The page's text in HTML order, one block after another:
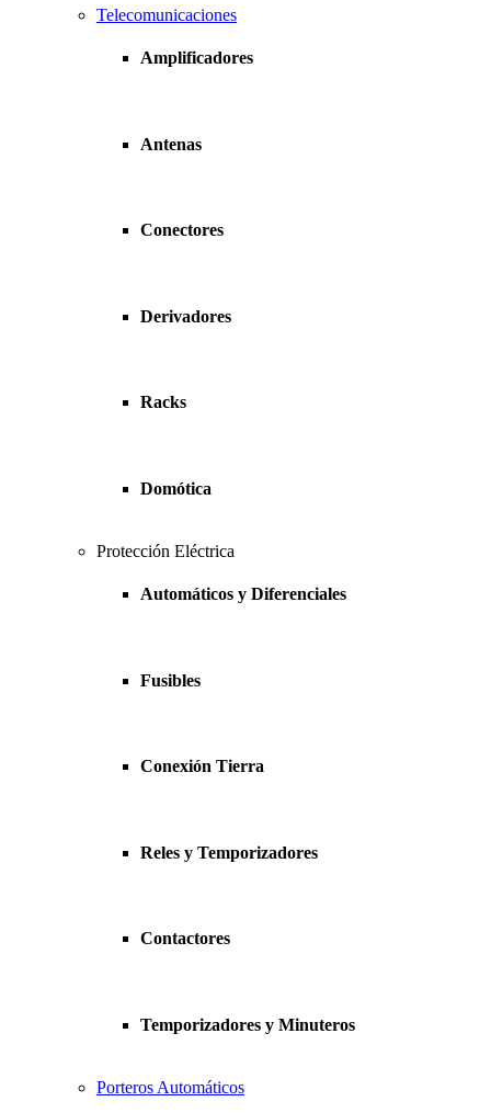
Telecomunicaciones
Amplificadores
Antenas
Conectores
Derivadores
Racks
Domótica
Protección Eléctrica
Automáticos y Diferenciales
Fusibles
Conexión Tierra
Reles y Temporizadores
Contactores
Temporizadores y Minuteros
Porteros Automáticos